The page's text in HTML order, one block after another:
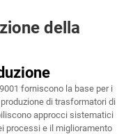
della
forniscono la base per i
di trasformatori di
approcci sistematici
processi e il miglioramento